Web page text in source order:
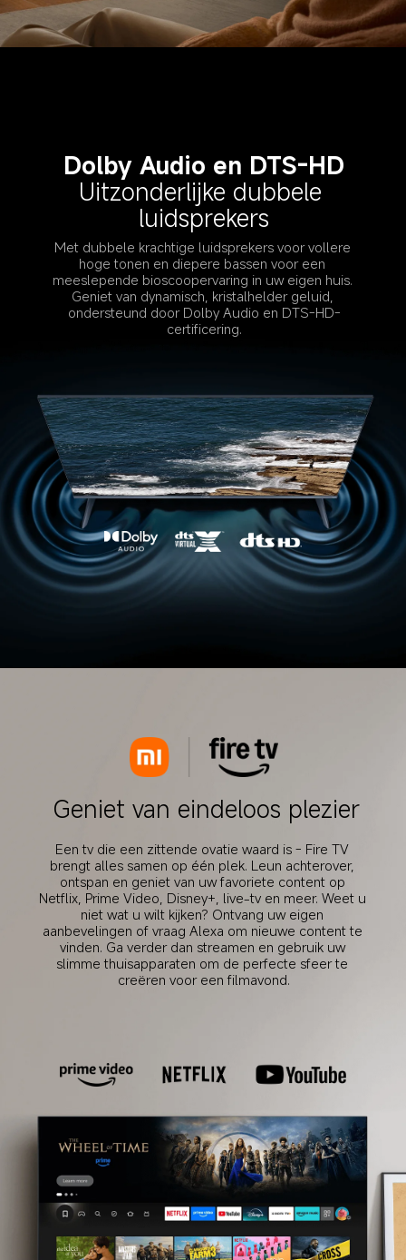
Dolby Audio en DTS-HD
Uitzonderlijke dubbele
luidsprekers
Met dubbele krachtige luidsprekers voor vollere
hoge tonen en diepere bassen voor een
meeslepende bioscoopervaring in uw eigen huis.
Geniet van dynamisch, kristalhelder geluid,
ondersteund door Dolby Audio en DTS-HD-
certificering.
Geniet van eindeloos plezier
Een tv die een zittende ovatie waard is - Fire TV
brengt alles samen op één plek. Leun achterover,
ontspan en geniet van uw favoriete content op
Netflix, Prime Video, Disney+, live-tv en meer. Weet u
niet wat u wilt kijken? Ontvang uw eigen
aanbevelingen of vraag Alexa om nieuwe content te
vinden. Ga verder dan streamen en gebruik uw
slimme thuisapparaten om de perfecte sfeer te
creëren voor een filmavond.